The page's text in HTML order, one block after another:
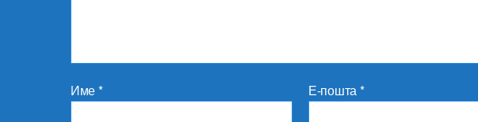
Име* Е-пошта*